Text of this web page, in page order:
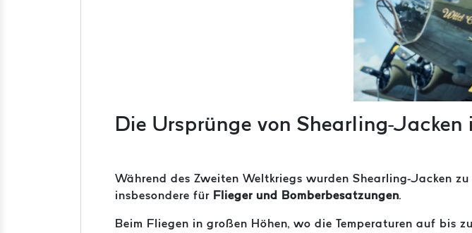
Die Ursprünge von Shearling-
Während des Zweiten Weltkriegs wurden Shearling-Jacken
insbesondere für Flieger und Bomberbesatzungen.
Beim Fliegen in großen Höhen, wo die Temperaturen auf bis